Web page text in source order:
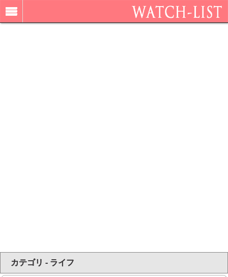
カテゴリ - ライフ